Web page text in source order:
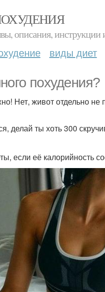
описания, инструкции
виды диет
похудения?
Нет, живот отдельно
делай ты хоть 300
если её калорийность